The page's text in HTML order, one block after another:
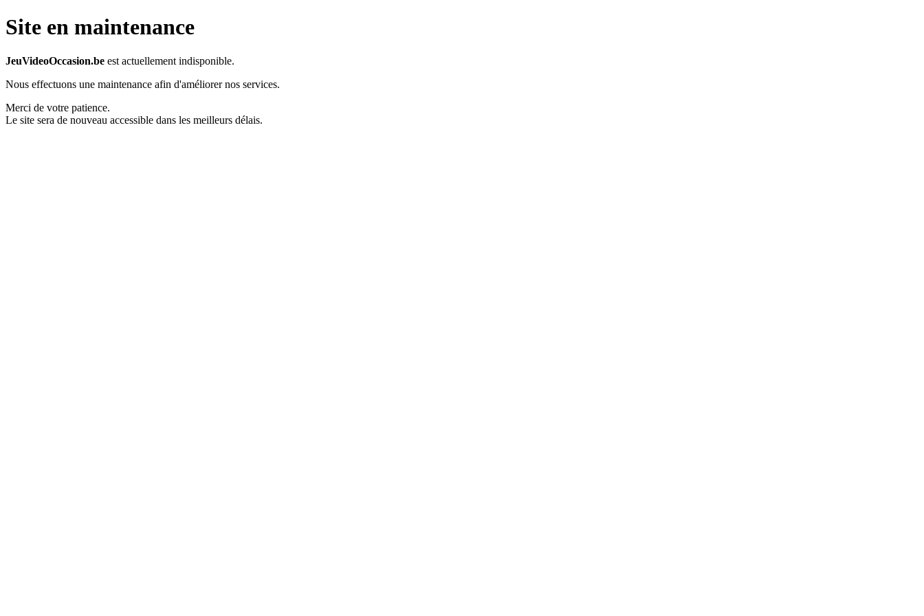
Site en maintenance
JeuVideoOccasion.be est actuellement indisponible.
Nous effectuons une maintenance afin d'améliorer nos services.
Merci de votre patience.
Le site sera de nouveau accessible dans les meilleurs délais.